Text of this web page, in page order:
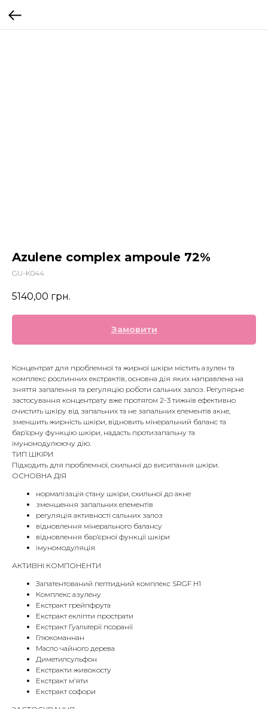
Azulene complex ampoule 72%
GU-K044
5140,00 грн.
Замовити
Концентрат для проблемної та жирної шкіри містить азулен та
комплекс рослинних екстрактів, основна дія яких направлена на
зняття запалення та регуляцію роботи сальних залоз. Регулярне
застосування концентрату вже протягом 2-3 тижнів ефективно
очистить шкіру від запальних та не запальних елементів акне,
зменшить жирність шкіри, відновить мінеральний баланс та
бар’єрну функцію шкіри, надасть протизапальну та
імуномодулюючу дію.
ТИП ШКІРИ
Підходить для проблемної, схильної до висипання шкіри.
ОСНОВНА ДІЯ
нормалізація стану шкіри, схильної до акне
зменшення запальних елементів
регуляція активності сальних залоз
відновлення мінерального балансу
відновлення бар’єрної функції шкіри
імуномодуляція
АКТИВНІ КОМПОНЕНТИ
Запатентований пептидний комплекс SRGF H1
Комплекс азулену
Екстракт грейпфрута
Екстракт екліпти прострати
Екстракт Гуальтерії псоранії
Глюкоманнан
Масло чайного дерева
Диметилсульфон
Екстракти живокосту
Екстракт м’яти
Екстракт софори